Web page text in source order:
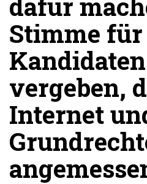
Stimme für
vergeben,
Internet